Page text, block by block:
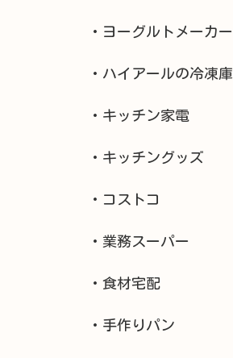
・ヨーグルトメーカー
・ハイアールの冷凍庫
・キッチン家電
・キッチングッズ
・コストコ
・業務スーパー
・食材宅配
・手作りパン